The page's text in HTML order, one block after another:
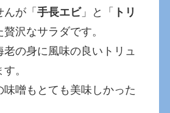
んが「手長エビ」と「
トリ
贅沢なサラダです。
老の身に風味の良いトリュ
。
味噌もとても美味しかった